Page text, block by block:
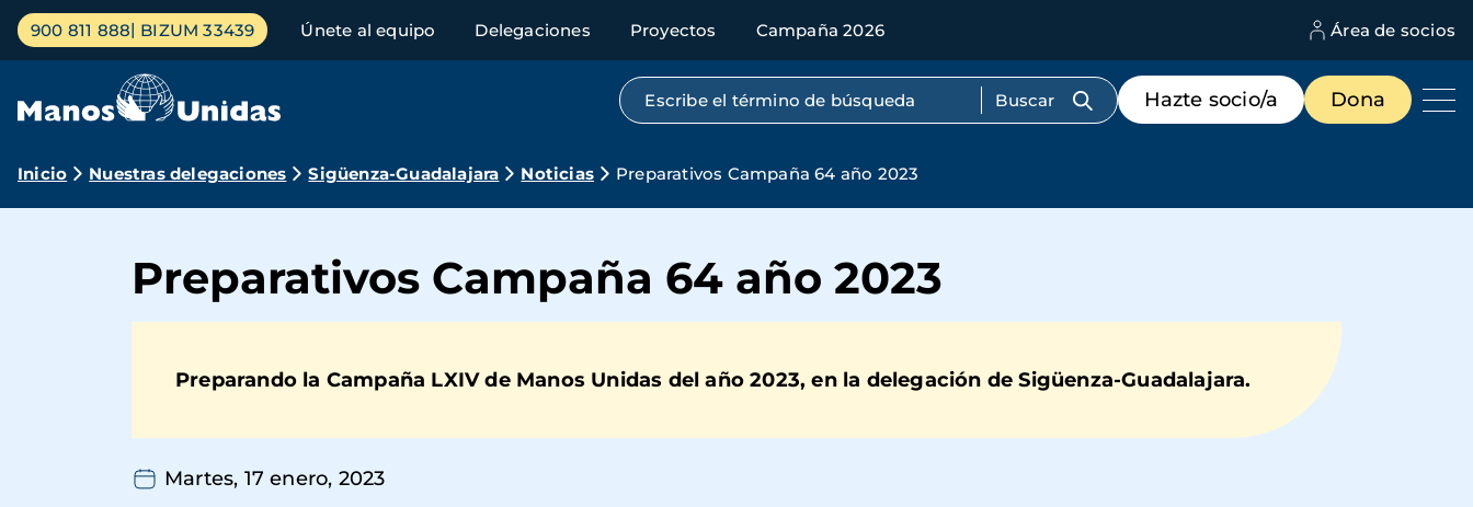
Pasar
contenido
Menú
principal
900 811 888 BIZUM 33439 Únete al equipo Delegaciones Proyectos Campaña 2026 Área de socios
Búsqueda por texto completo
Menú
de
destacados
Hazte socio/a Dona
Ruta
navegación
Inicio Nuestras delegaciones Sigüenza-Guadalajara Noticias Preparativos Campaña 64 año 2023
Preparativos Campaña 64 año 2023
Preparando la Campaña LXIV de Manos Unidas del año 2023, en la delegación de Sigüenza-Guadalajara.
Martes, 17 enero, 2023